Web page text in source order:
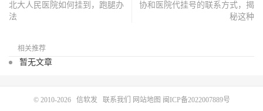
北大人民医院如何挂到，跑腿办
法
协和医院代挂号的联系方式，揭
秘这种
相关推荐
暂无文章
© 2010-2026 信软发 联系我们 网站地图 闽ICP备2022007889号